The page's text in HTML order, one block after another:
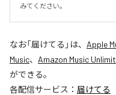
みてください。
なお「届けてる 」は、 Apple
Music、 Amazon Music
ができる。
各配信サービス： 届けてる